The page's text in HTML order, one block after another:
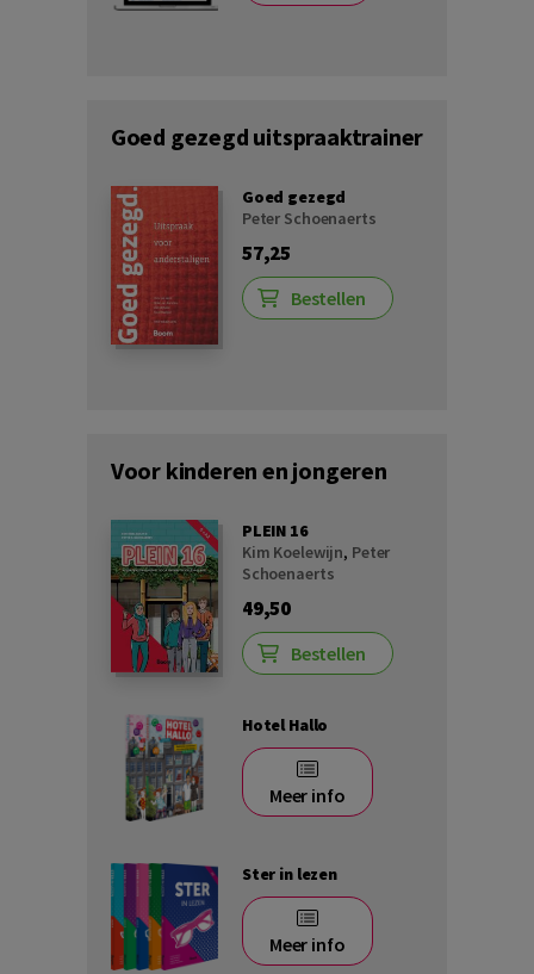
Goed gezegd uitspraaktrainer
Goed gezegd
Peter Schoenaerts
57,25
Bestellen
Voor kinderen en jongeren
PLEIN 16
Kim Koelewijn, Peter
Schoenaerts
49,50
Bestellen
Hotel Hallo
Meer info
Ster in lezen
Meer info